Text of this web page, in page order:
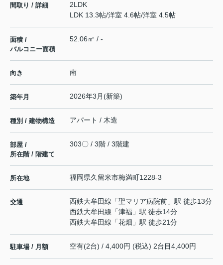
間取り / 詳細
2LDK
LDK 13.3帖/洋室 4.6帖/洋室 4.5帖
面積 /
バルコニー面積
52.06㎡ / -
向き 南
築年月 2026年3月(新築)
種別 / 建物構造 アパート / 木造
部屋 /
所在階 / 階建て
303〇 / 3階 / 3階建
所在地 福岡県久留米市梅満町1228-3
交通 西鉄大牟田線 「聖マリア病院前 」駅 徒歩13分
西鉄大牟田線 「津福 」駅 徒歩14分
西鉄大牟田線 「花畑 」駅 徒歩21分
駐車場 / 月額 空有(2台) / 4,400円 (税込) 2台目4,400円